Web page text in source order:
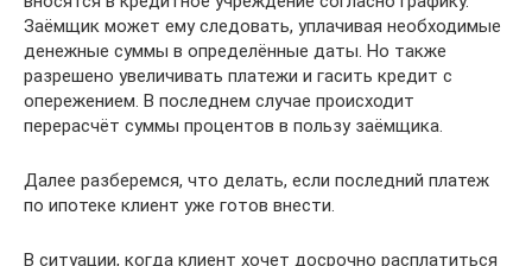
Заёмщик может ему следовать, уплачивая необходимые
денежные суммы в определённые даты. Но также
разрешено увеличивать платежи и гасить кредит с
опережением. В последнем случае происходит
перерасчёт суммы процентов в пользу заёмщика.
Далее разберемся, что делать, если последний платеж
по ипотеке клиент уже готов внести.
В ситуации, когда клиент хочет досрочно расплатиться